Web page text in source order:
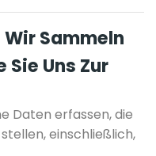
Sammeln
Sie Uns Zur
Daten erfassen, die
einschließlich,